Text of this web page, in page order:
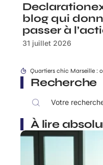
blog qui
passer à
31 juillet 2026
Recherche
À lire